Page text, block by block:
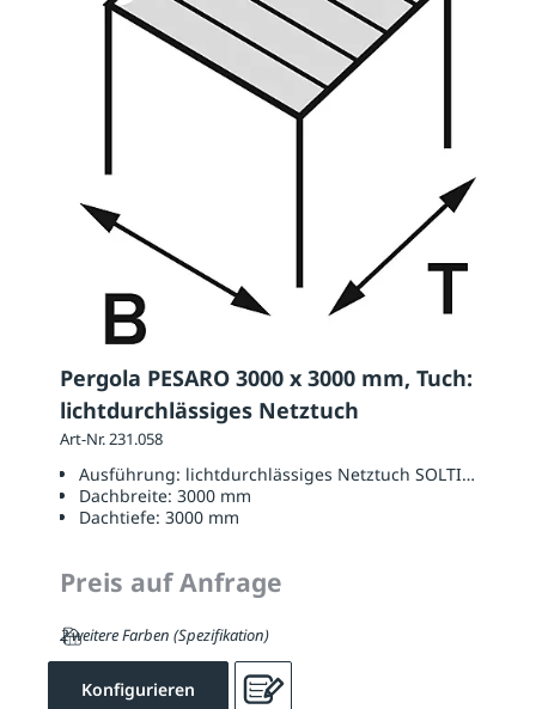
Pergola PESARO 3000 x 3000 mm, Tuch:
lichtdurchlässiges Netztuch
Art-Nr. 231.058
Ausführung: lichtdurchlässiges Netztuch SOLTIS W96
Dachbreite: 3000 mm
Dachtiefe: 3000 mm
Preis auf Anfrage
2 weitere Farben (Spezifikation)
Konfigurieren